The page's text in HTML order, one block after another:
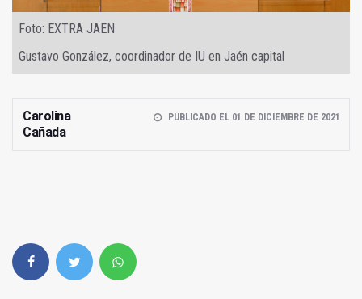
Foto: EXTRA JAEN
Gustavo González, coordinador de IU en Jaén capital
Carolina
Cañada
PUBLICADO EL 01 DE DICIEMBRE DE 2021